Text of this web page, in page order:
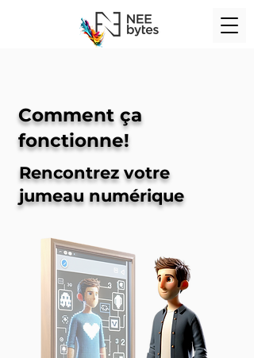
Comment ça
fonctionne!
Rencontrez votre
jumeau numérique